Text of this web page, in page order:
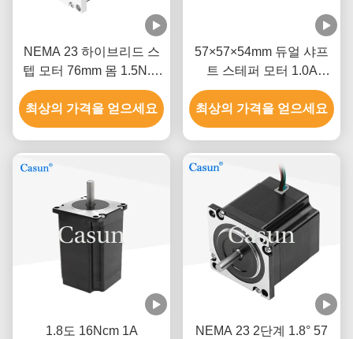
NEMA 23 하이브리드 스
텝 모터 76mm 몸 1.5N.M
CNC 기계
최상의 가격을 얻으세요
57×57×54mm 듀얼 샤프
트 스테퍼 모터 1.0A
0.9N.m NEMA 23 정밀 기
기
최상의 가격을 얻으세요
1.8도 16Ncm 1A
NEMA 23 2단계 1.8° 57